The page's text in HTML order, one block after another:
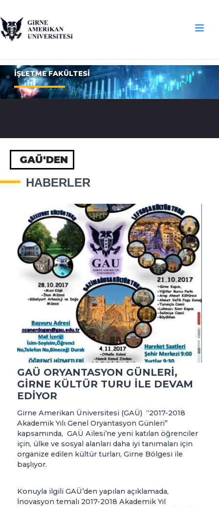
İŞLETME FAKÜLTESİ
GAÜ'DEN
HABERLER
GAÜ ORYANTASYON GÜNLERİ,
GİRNE KÜLTÜR TURU İLE DEVAM
EDİYOR
Girne Amerikan Üniversitesi (GAÜ) “2017-2018
Akademik Yılı Genel Oryantasyon Günleri”
kapsamında, GAÜ Ailesi’ne yeni katılan öğrenciler
için, ülke ve sosyal alanları daha iyi tanımaları için
organize edilen kültür turları, Girne Bölgesi ile
başlıyor.
Konuyla ilgili GAÜ’den yapılan açıklamada,
İnovasyon temalı 2017-2018 Akademik Yıl